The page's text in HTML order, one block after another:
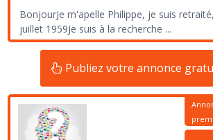
BonjourJe m'apelle Philippe, je suis
juillet 1959Je suis à la recherche ...
Publiez votre annonce